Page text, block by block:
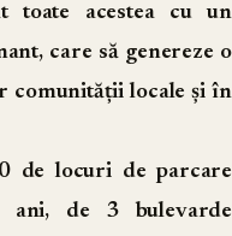
toate acestea cu un
care să genereze o
comunității locale și în
de locuri de parcare
de 3 bulevarde